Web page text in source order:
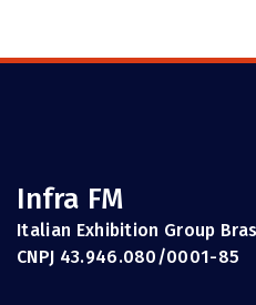
Infra FM
Italian Exhibition Group
CNPJ 43.946.080/0001-85